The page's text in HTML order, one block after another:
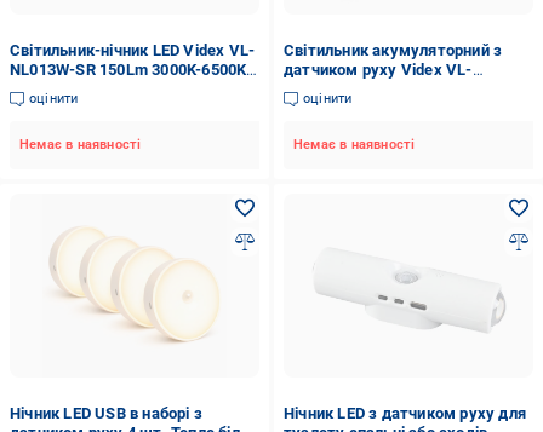
Світильник-нічник LED Videx VL-
NL013W-SR 150Lm 3000K-6500K
білий 28223
оцінити
Немає в наявності
Світильник акумуляторний з
датчиком руху Videx VL-
NL114W-G LED
оцінити
Немає в наявності
Нічник LED USB в наборі з
Нічник LED з датчиком руху для